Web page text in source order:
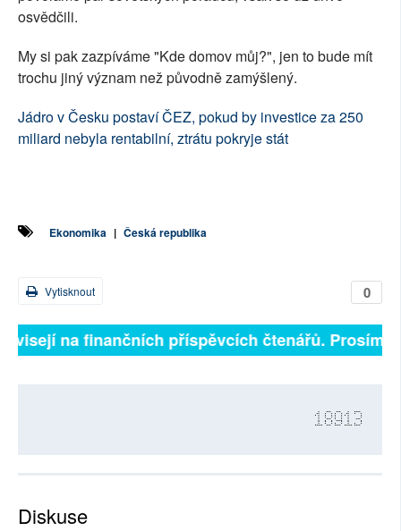
osvědčili.
My si pak zazpíváme "Kde domov můj?", jen to bude mít
trochu jiný význam než původně zamýšlený.
Jádro v Česku postaví ČEZ, pokud by investice za 250
miliard nebyla rentabilní, ztrátu pokryje stát
Ekonomika | Česká republika
0
Vytisknout
na finančních příspěvcích čtenářů. Prosíme,
18913
Diskuse